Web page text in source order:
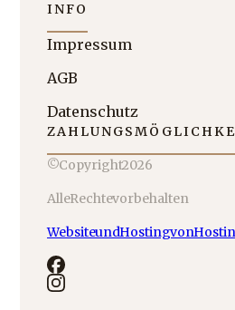
INFO
Impressum
AGB
Datenschutz
© Copyright 2026
Alle Rechte vorbehalten
Website und Hosting von